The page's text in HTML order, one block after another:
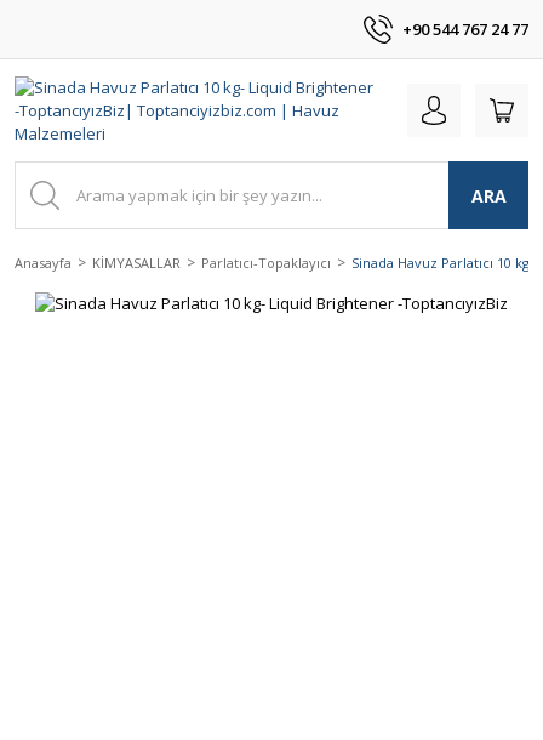
+90 544 767 24 77
ARA
Anasayfa KİMYASALLAR Parlatıcı-Topaklayıcı Sinada Havuz Parlatıcı 10